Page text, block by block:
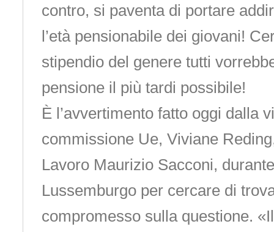
contro, si paventa di portare
l’età pensionabile dei giovani!
stipendio del genere tutti
pensione il più tardi possibile!
È l’avvertimento fatto oggi dalla
commissione Ue, Viviane
Lavoro Maurizio Sacconi,
Lussemburgo per cercare di
compromesso sulla questione.